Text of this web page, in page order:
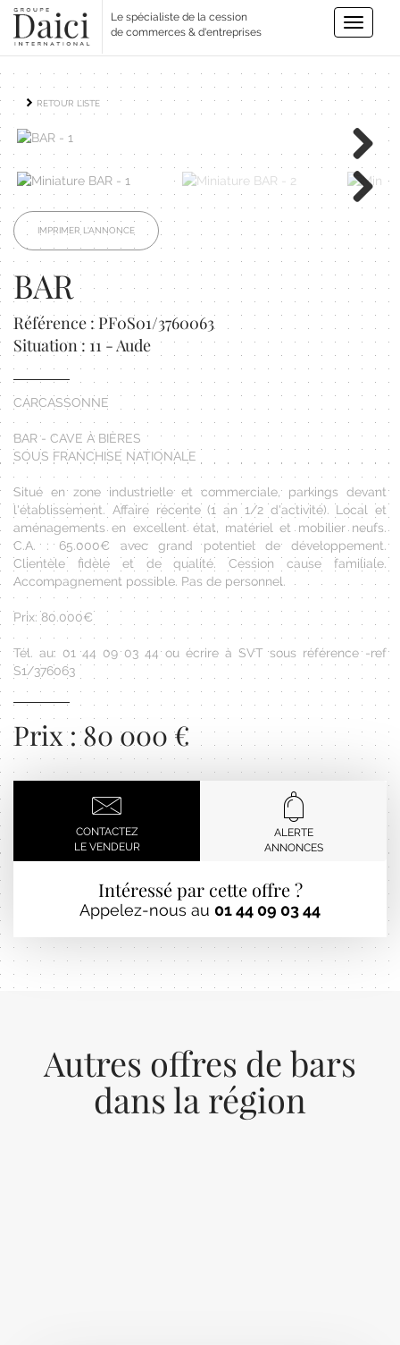
Le spécialiste de la cession
de commerces & d'entreprises
Toggle
RETOUR LISTE
Next
Next
IMPRIMER L'ANNONCE
BAR
Référence : PF0S01/3760063
Situation : 11 - Aude
CARCASSONNE
BAR - CAVE À BIÈRES
SOUS FRANCHISE NATIONALE
Situé en zone industrielle et commerciale, parkings devant
l'établissement. Affaire récente (1 an 1/2 d'activité). Local et
aménagements en excellent état, matériel et mobilier neufs.
C.A. : 65.000€ avec grand potentiel de développement.
Clientèle fidèle et de qualité. Cession cause familiale.
Accompagnement possible. Pas de personnel.
Prix: 80.000€
Tél. au: 01 44 09 03 44 ou écrire à SVT sous référence -ref
S1/376063
Prix : 80 000 €
CONTACTEZ
LE VENDEUR
ALERTE
ANNONCES
Intéressé par cette offre ?
Appelez-nous au 01 44 09 03 44
Autres offres de bars
dans la région